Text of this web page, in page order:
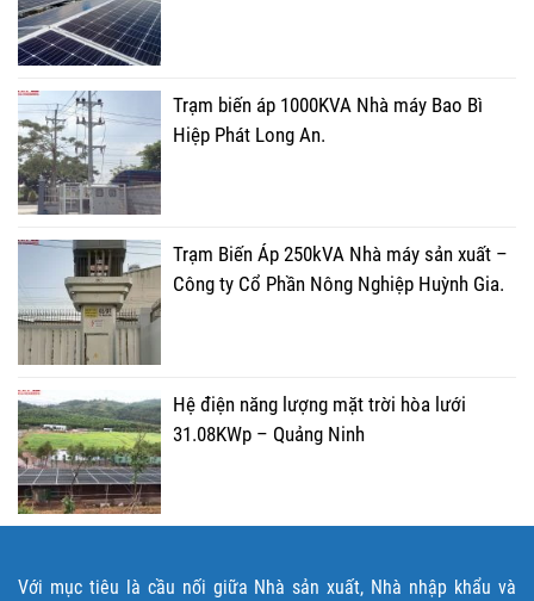
Trạm biến áp 1000KVA Nhà máy Bao Bì
Hiệp Phát Long An.
Trạm Biến Áp 250kVA Nhà máy sản xuất –
Công ty Cổ Phần Nông Nghiệp Huỳnh Gia.
Hệ điện năng lượng mặt trời hòa lưới
31.08KWp – Quảng Ninh
Với mục tiêu là cầu nối giữa Nhà sản xuất, Nhà nhập khẩu và